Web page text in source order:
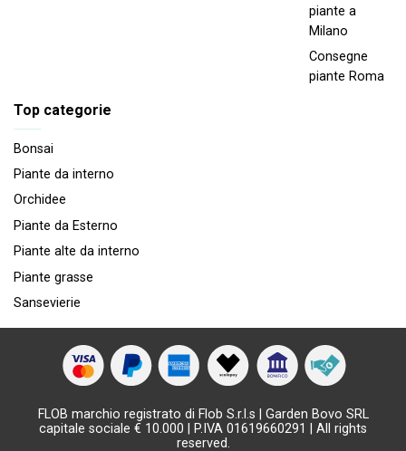
piante a
Milano
Consegne
piante Roma
Top categorie
Bonsai
Piante da interno
Orchidee
Piante da Esterno
Piante alte da interno
Piante grasse
Sansevierie
FLOB marchio registrato di Flob S.r.l.s | Garden Bovo SRL
capitale sociale € 10.000 | P.IVA 01619660291 | All rights
reserved.